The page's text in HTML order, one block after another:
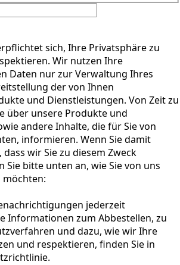
sich, Ihre Privatsphäre zu
Wir nutzen Ihre
Daten nur zur Verwaltung Ihres
der von Ihnen
und Dienstleistungen. Von Zeit zu
über unsere Produkte und
andere Inhalte, die für Sie von
informieren. Wenn Sie damit
wir Sie zu diesem Zweck
Sie bitte unten an, wie Sie von uns
jederzeit
Informationen zum Abbestellen, zu
und dazu, wie wir Ihre
und respektieren, finden Sie in